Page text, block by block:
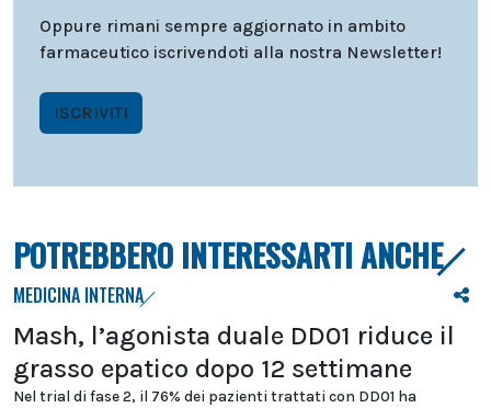
Oppure rimani sempre aggiornato in ambito
farmaceutico iscrivendoti alla nostra Newsletter!
ISCRIVITI
POTREBBERO INTERESSARTI ANCHE
MEDICINA INTERNA
Mash, l’agonista duale DD01 riduce il
grasso epatico dopo 12 settimane
Nel trial di fase 2, il 76% dei pazienti trattati con DD01 ha